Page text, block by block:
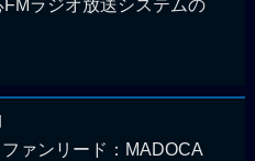
FMラジオ放送システムの
ァンリード：MADOCA